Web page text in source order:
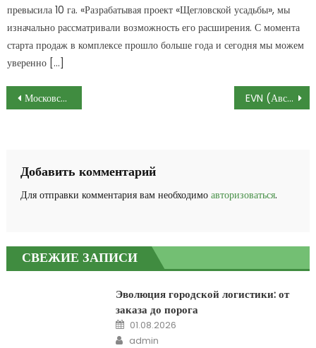
превысила 10 га. «Разрабатывая проект «Щегловской усадьбы», мы
изначально рассматривали возможность его расширения. С момента
старта продаж в комплексе прошло больше года и сегодня мы можем
уверенно […]
Навигация по записям
Московские архитекторы предлагают создать в столице два хаба EVN (Австрия) может принять участие в реализации проекта по строительству мусоросжигательного завода в Петербурге
Добавить комментарий
Для отправки комментария вам необходимо авторизоваться.
СВЕЖИЕ ЗАПИСИ
Эволюция городской логистики: от
заказа до порога
Posted on
01.08.2026
Author
admin